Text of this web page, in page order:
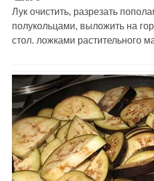
Лук очистить, разрезать
полукольцами, выложить на
стол. ложками растительного